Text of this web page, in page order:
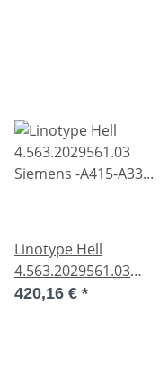
Linotype Hell
4.563.2029561.03
Siemens -A415-A33
420,16 € *